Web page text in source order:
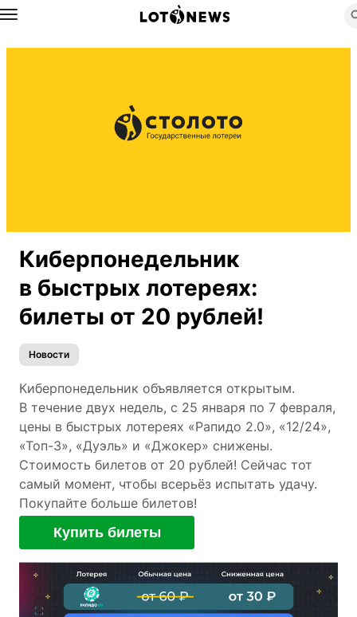
Назад
Киберпонедельник
в быстрых лотереях:
билеты от 20 рублей!
Новости
Киберпонедельник объявляется открытым.
В течение двух недель, с 25 января по 7 февраля,
цены в быстрых лотереях «Рапидо 2.0», «12/24»,
«Топ-3», «Дуэль» и «Джокер» снижены.
Стоимость билетов от 20 рублей! Сейчас тот
самый момент, чтобы всерьёз испытать удачу.
Покупайте больше билетов!
Купить билеты